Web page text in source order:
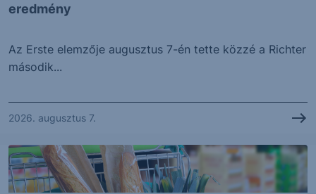
eredmény
Az Erste elemzője augusztus 7-én tette közzé a Richter
második...
2026. augusztus 7.